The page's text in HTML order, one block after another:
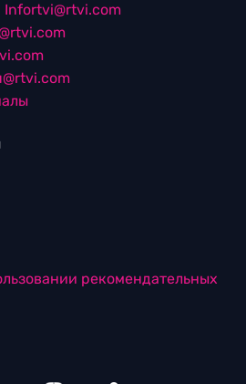
Infortvi@rtvi.com
рекомендательных